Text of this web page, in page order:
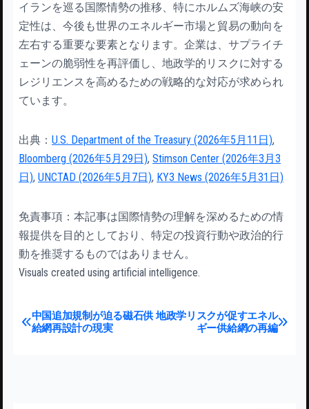
イランを巡る国際情勢の推移、特にホルムズ海峡の安
定性は、今後も世界のエネルギー市場と貿易の動向を
左右する重要な要素となります。企業は、サプライチ
ェーンの脆弱性を再評価し、地政学的リスクに対する
レジリエンスを高めるための戦略的な対応が求められ
ています。
出典： U.S. Department of the Treasury (2026年5月11日),
Bloomberg (2026年5月29日), Stimson Center (2026年3月3
日), UNCTAD (2026年5月7日), KY3 News (2026年5月31日)
免責事項：本記事は国際情勢の理解を深めるための情
報提供を目的としており、特定の投資行動や政治的行
動を推奨するものではありません。
Visuals created using artificial intelligence.
投稿ナビゲーション
地政学リスクが促すエネル
ギー供給網の再編
中国追加規制が迫る磁石供
給網再設計の現実